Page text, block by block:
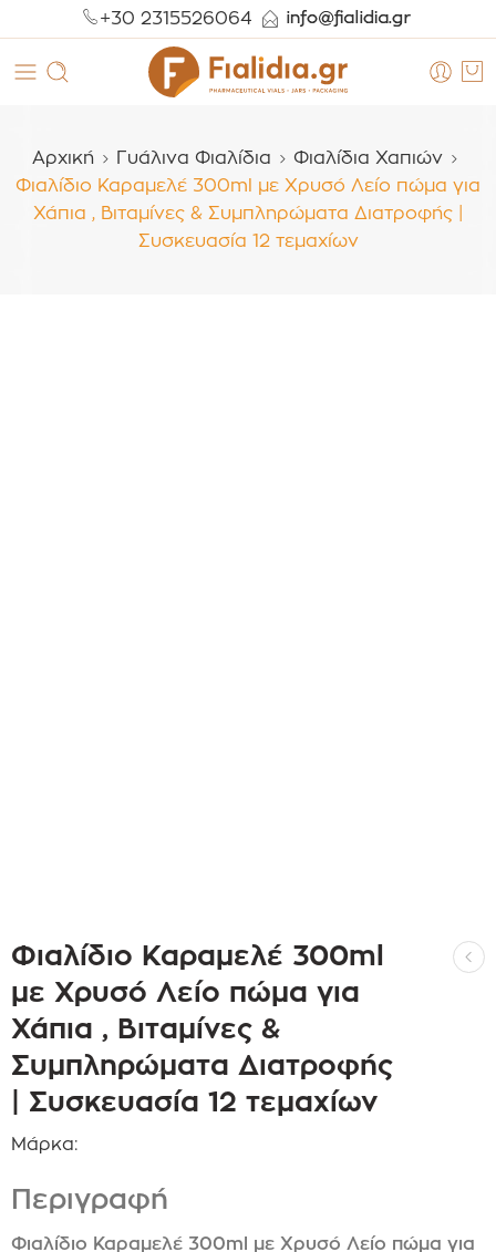
+30 2315526064
Αρχική Γυάλινα Φιαλίδια
Φιαλίδια Χαπιών
Φιαλίδιο Καραμελέ 300ml με Χρυσό Λείο πώμα για
Χάπια , Βιταμίνες & Συμπληρώματα Διατροφής |
Συσκευασία 12 τεμαχίων
Φιαλίδιο Καραμελέ 300ml
με Χρυσό Λείο πώμα για
Χάπια , Βιταμίνες &
Συμπληρώματα Διατροφής
| Συσκευασία 12 τεμαχίων
Μάρκα:
Περιγραφή
Φιαλίδιο Καραμελέ 300ml με Χρυσό Λείο πώμα για